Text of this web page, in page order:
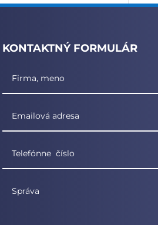
KONTAKTNÝ FORMULÁR